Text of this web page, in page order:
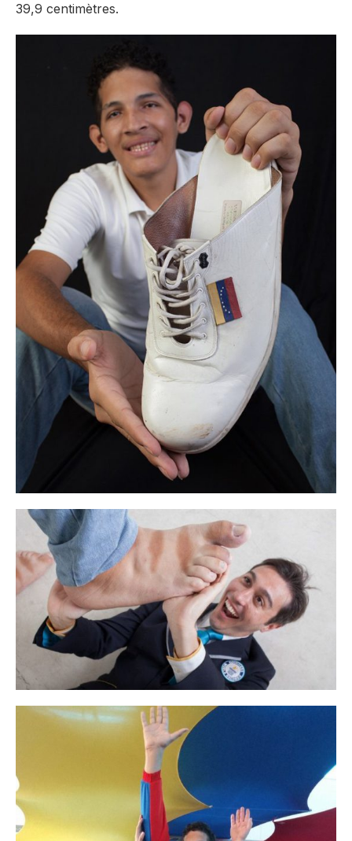
39,9 centimètres.